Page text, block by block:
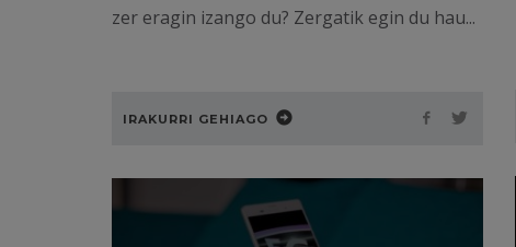
zer eragin izango du? Zergatik egin du hau...
IRAKURRI GEHIAGO